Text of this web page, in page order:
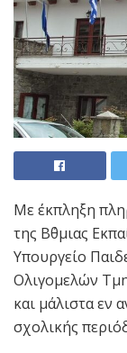
Με έκπληξη
της Β΄θμιας
Υπουργείο
Ολιγομελών
και μάλιστα εν
σχολικής